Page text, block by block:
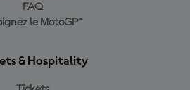
FAQ
le MotoGP™
& Hospitality